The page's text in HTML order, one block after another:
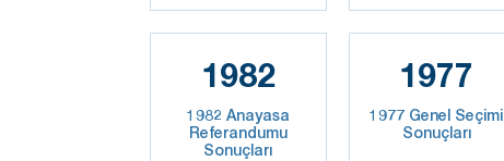
1982
1982 Anayasa
Referandumu
Sonuçları
1977
1977 Genel Seçimi
Sonuçları